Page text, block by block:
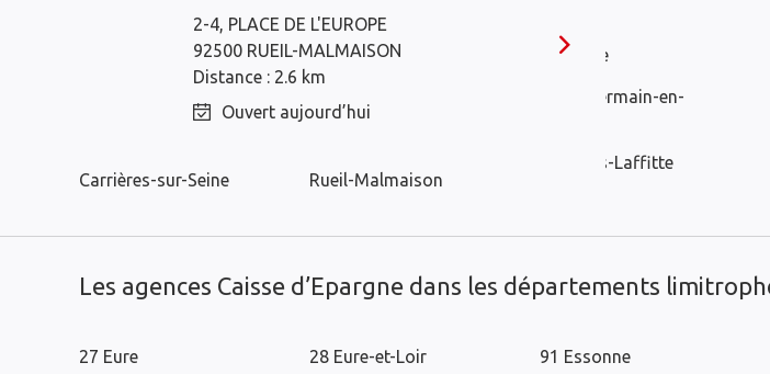
2-4, PLACE DE L'EUROPE
92500 RUEIL-MALMAISON
Distance : 2.6 km
Ouvert aujourd’hui
Carrières-sur-Seine
Croissy-sur-Seine
Rueil-Malmaison
Nanterre
Saint-Germain-en-
Maisons-Laffitte
Les agences Caisse d’Epargne dans les départements
27 Eure 28 Eure-et-Loir 91 Essonne